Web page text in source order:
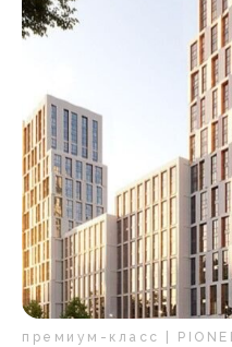
премиум-класс |